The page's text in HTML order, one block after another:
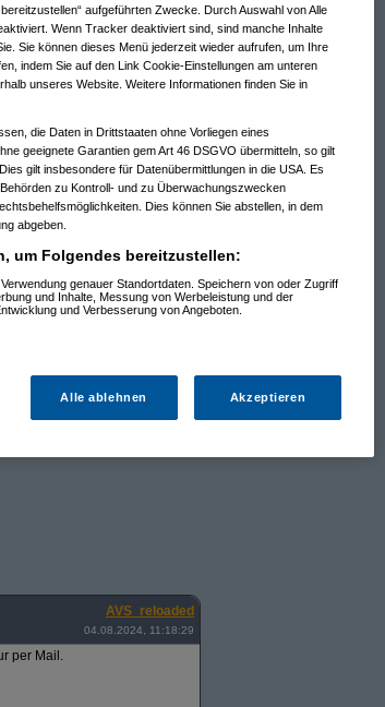
AVS_reloaded
04.08.2024, 11:18:29
per Mail.
aufgeführten Zwecke. Durch Auswahl von Alle
Wenn Tracker deaktiviert sind, sind manche Inhalte
Sie können dieses Menü jederzeit wieder aufrufen, um Ihre
indem Sie auf den Link Cookie-Einstellungen am unteren
unseres Website. Weitere Informationen finden Sie in
die Daten in Drittstaaten ohne Vorliegen eines
geeignete Garantien gem Art 46 DSGVO übermitteln, so gilt
gilt insbesondere für Datenübermittlungen in die USA. Es
zu Kontroll- und zu Überwachungszwecken
Dies können Sie abstellen, in dem
abgeben.
um Folgendes bereitzustellen:
genauer Standortdaten. Speichern von oder Zugriff
und Inhalte, Messung von Werbeleistung und der
und Verbesserung von Angeboten.
Alle ablehnen Akzeptieren